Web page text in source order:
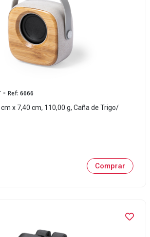
- Ref: 6666
x 7,40 cm, 110,00 g, Caña de Trigo/
Comprar